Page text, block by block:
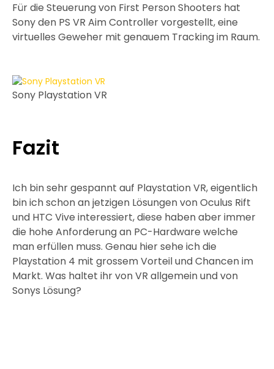
Für die Steuerung von First Person Shooters hat
Sony den PS VR Aim Controller vorgestellt, eine
virtuelles Geweher mit genauem Tracking im Raum.
Sony Playstation VR
Fazit
Ich bin sehr gespannt auf Playstation VR, eigentlich
bin ich schon an jetzigen Lösungen von Oculus Rift
und HTC Vive interessiert, diese haben aber immer
die hohe Anforderung an PC-Hardware welche
man erfüllen muss. Genau hier sehe ich die
Playstation 4 mit grossem Vorteil und Chancen im
Markt. Was haltet ihr von VR allgemein und von
Sonys Lösung?